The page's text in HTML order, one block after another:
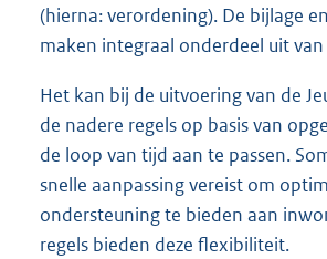
(hierna: verordening). De bijlage
maken integraal onderdeel uit
Het kan bij de uitvoering van de
de nadere regels op basis van
de loop van tijd aan te passen.
snelle aanpassing vereist om
ondersteuning te bieden aan
regels bieden deze flexibiliteit.